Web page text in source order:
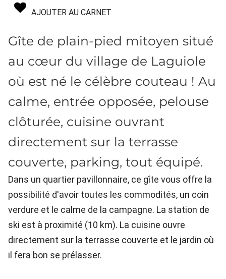
AJOUTER AU CARNET
Gîte de plain-pied mitoyen situé
au cœur du village de Laguiole
où est né le célèbre couteau ! Au
calme, entrée opposée, pelouse
clôturée, cuisine ouvrant
directement sur la terrasse
couverte, parking, tout équipé.
Dans un quartier pavillonnaire, ce gîte vous offre la
possibilité d'avoir toutes les commodités, un coin
verdure et le calme de la campagne. La station de
ski est à proximité (10 km). La cuisine ouvre
directement sur la terrasse couverte et le jardin où
il fera bon se prélasser.